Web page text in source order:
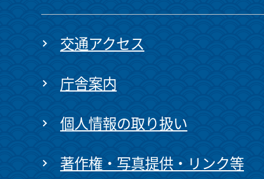
交通アクセス
庁舎案内
個人情報の取り扱い
著作権・写真提供・リンク等